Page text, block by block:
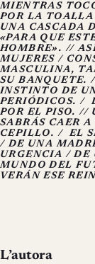
MIENTRAS
POR LA
UNA CASCADA
«PARA QUE
HOMBRE». //
MUJERES /
MASCULINA,
SU BANQUETE. /
INSTINTO DE
PERIÓDICOS. /
POR EL PISO. //
SABRÁS CAER
CEPILLO. /
EL
/ DE UNA
URGENCIA / DE
MUNDO DEL
VERÁN ESE
L’autora